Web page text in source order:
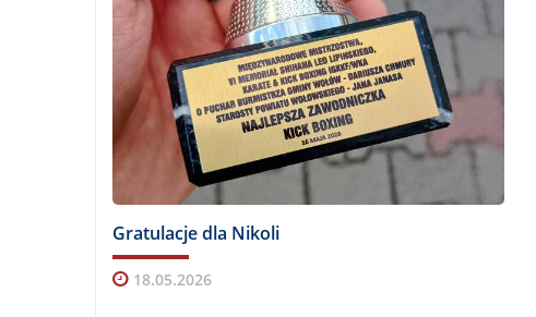
Gratulacje dla Nikoli
18.05.2026